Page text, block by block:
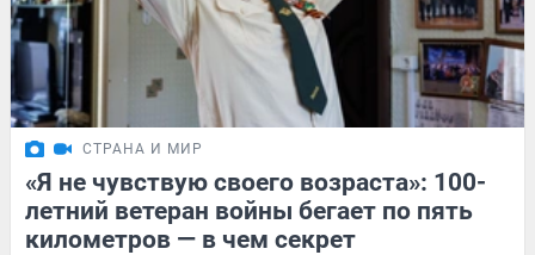
СТРАНА И МИР
«Я не чувствую своего возраста»: 100-
летний ветеран войны бегает по пять
километров — в чем секрет